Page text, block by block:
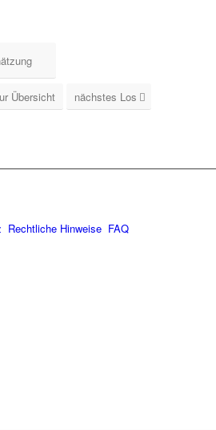
Übersicht nächstes Los
Rechtliche Hinweise FAQ